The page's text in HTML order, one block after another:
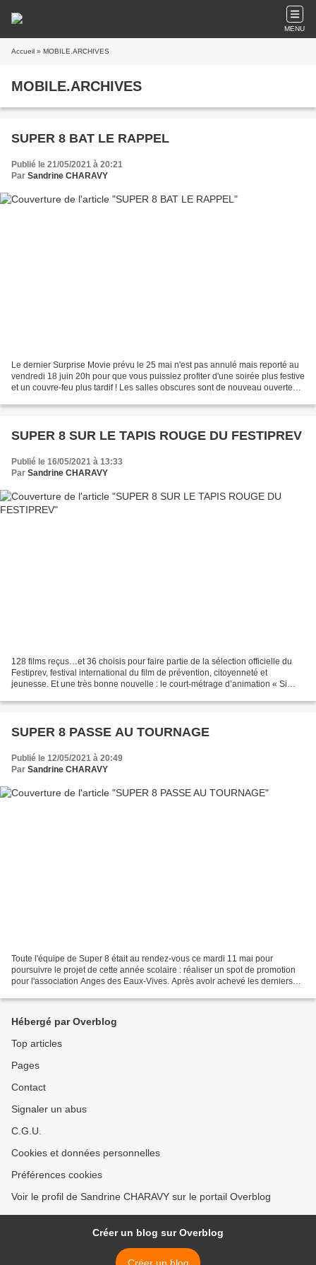
MENU
Accueil » MOBILE.ARCHIVES
MOBILE.ARCHIVES
SUPER 8 BAT LE RAPPEL
Publié le 21/05/2021 à 20:21
Par Sandrine CHARAVY
Le dernier Surprise Movie prévu le 25 mai n'est pas annulé mais reporté au
vendredi 18 juin 20h pour que vous puissiez profiter d'une soirée plus festive
et un couvre-feu plus tardif ! Les salles obscures sont de nouveau ouvertes !
SUPER 8 SUR LE TAPIS ROUGE DU FESTIPREV
Publié le 16/05/2021 à 13:33
Par Sandrine CHARAVY
128 films reçus…et 36 choisis pour faire partie de la sélection officielle du
Festiprev, festival international du film de prévention, citoyenneté et
jeunesse. Et une très bonne nouvelle : le court-métrage d’animation « Si
SUPER 8 PASSE AU TOURNAGE
Publié le 12/05/2021 à 20:49
Par Sandrine CHARAVY
Toute l'équipe de Super 8 était au rendez-vous ce mardi 11 mai pour
poursuivre le projet de cette année scolaire : réaliser un spot de promotion
pour l'association Anges des Eaux-Vives. Après avoir achevé les derniers
Hébergé par Overblog
Top articles
Pages
Contact
Signaler un abus
C.G.U.
Cookies et données personnelles
Préférences cookies
Voir le profil de Sandrine CHARAVY sur le portail Overblog
Créer un blog sur Overblog